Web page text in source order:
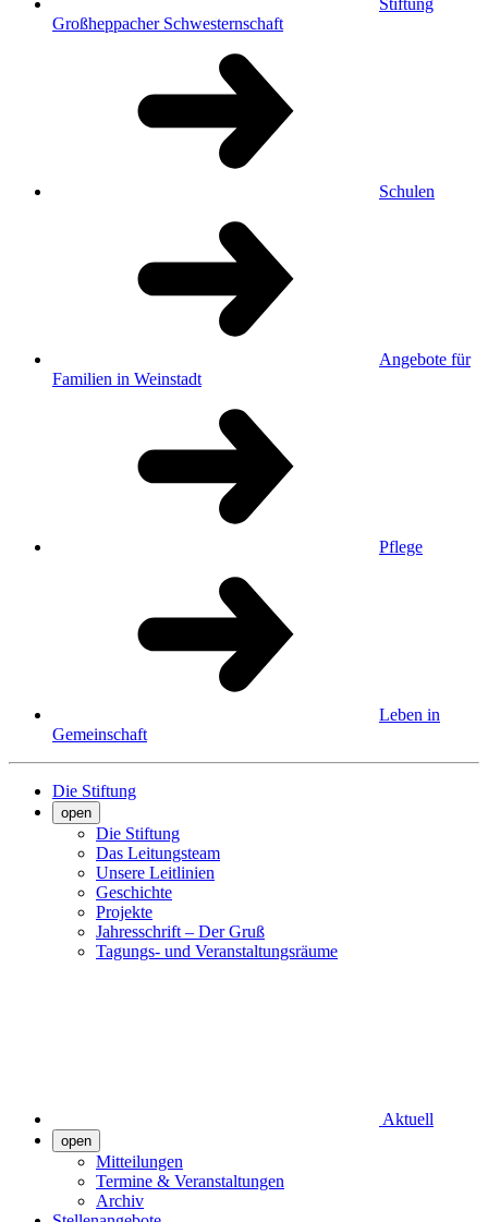
Stiftung
Großheppacher Schwesternschaft
Schulen
Angebote für
Familien in Weinstadt
Pflege
Leben in
Gemeinschaft
Die Stiftung
open
Die Stiftung
Das Leitungsteam
Unsere Leitlinien
Geschichte
Projekte
Jahresschrift – Der Gruß
Tagungs- und Veranstaltungsräume
Aktuell
open
Mitteilungen
Termine & Veranstaltungen
Archiv